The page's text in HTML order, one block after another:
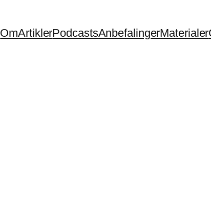
OmArtiklerPodcastsAnbefalingerMaterialer